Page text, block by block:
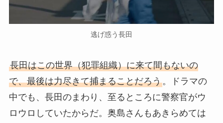
逃げ惑う長田
長田はこの世界（犯罪組織）に来て間もないの
で、最後は力尽きて捕まることだろう。ドラマの
中でも、長田のまわり、至るところに警察官がウ
ロウロしていたからだ。奥島さんもあきらめては